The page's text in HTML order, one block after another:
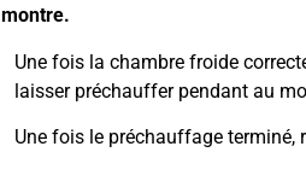
montre.
Une fois la chambre froide
laisser préchauffer pendant au
Une fois le préchauffage terminé,